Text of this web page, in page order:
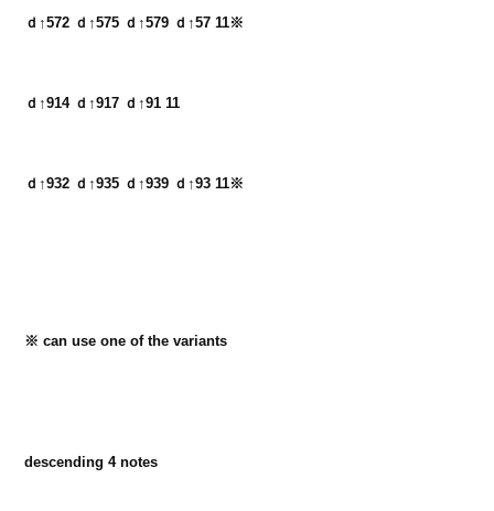
ｄ↑572 ｄ↑575 ｄ↑579 ｄ↑57 11※
ｄ↑914 ｄ↑917 ｄ↑91 11
ｄ↑932 ｄ↑935 ｄ↑939 ｄ↑93 11※
※ can use one of the variants
descending 4 notes